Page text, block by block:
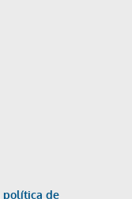
política de